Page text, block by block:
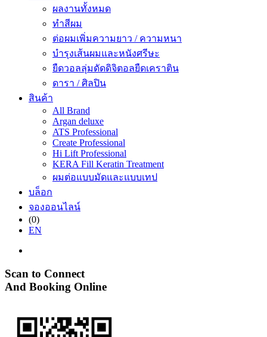
ผลงานทั้งหมด
ทำสีผม
ต่อผมเพิ่มความยาว / ความหนา
บำรุงเส้นผมและหนังศรีษะ
ยืดวอลลุ่มดัดดิจิตอลยืดเคราติน
ดารา / ศิลปิน
สินค้า
All Brand
Argan deluxe
ATS Professional
Create Professional
Hi Lift Professional
KERA Fill Keratin Treatment
ผมต่อแบบมัดและแบบเทป
บล็อก
จองออนไลน์
(0)
EN
Scan to Connect
And Booking Online